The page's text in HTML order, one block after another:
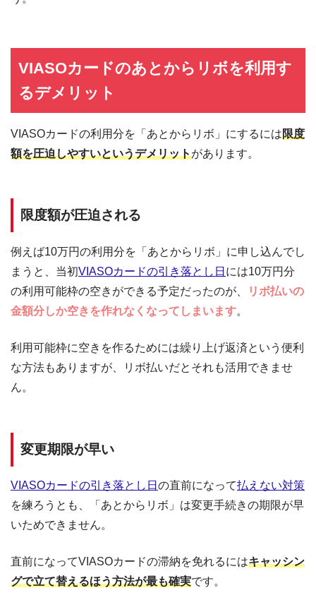
VIASOカードのあとからリボを利用す
るデメリット
VIASOカードの利用分を「あとからリボ」にするには限度
額を圧迫しやすいというデメリットがあります。
限度額が圧迫される
例えば10万円の利用分を「あとからリボ」に申し込んでし
まうと、当初VIASOカードの引き落とし日 には10万円分
の利用可能枠の空きができる予定だったのが、
リボ払いの
金額分しか空きを作れなくなってしまいます。
利用可能枠に空きを作るためには繰り上げ返済という便利
な方法もありますが、リボ払いだとそれも活用できませ
ん。
変更期限が早い
VIASOカードの引き落とし日 の直前になって払えない対策
を練ろうとも、「あとからリボ」は変更手続きの期限が早
いためできません。
直前になってVIASOカードの滞納を免れるにはキャッシン
グで立て替えるほう方法が最も確実です。